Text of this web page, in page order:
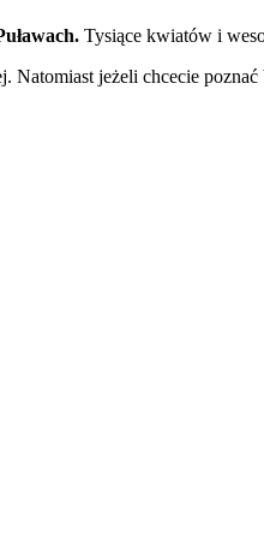
Tysiące kwiatów i
Natomiast jeżeli chcecie